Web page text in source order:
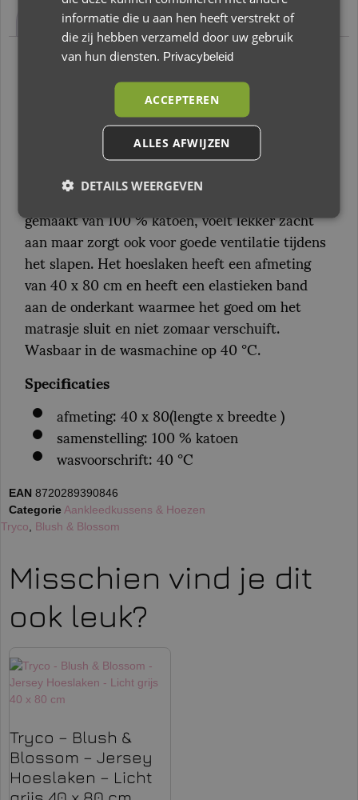
Beoordelingen (0)
Beschrijving
Tryco Blush & Blossom Jersey Hoeslaken
Antraciet 40 x 80 cm
Je kleine zal heerlijk slapen op dit zachte Jersey
Hoeslaken van Blush & Blossom. Dit hoeslaken is
gemaakt van 100 % katoen, voelt lekker zacht
aan maar zorgt ook voor goede ventilatie tijdens
het slapen. Het hoeslaken heeft een afmeting
van 40 x 80 cm en heeft een elastieken band
aan de onderkant waarmee het goed om het
matrasje sluit en niet zomaar verschuift.
Wasbaar in de wasmachine op 40 °C.
Specificaties
afmeting: 40 x 80(lengte x breedte )
samenstelling: 100 % katoen
wasvoorschrift: 40 °C
EAN 8720289390846
Categorie Aankleedkussens & Hoezen
Tryco Blush & Blossom
Misschien vind je dit
ook leuk?
Tryco – Blush &
Blossom – Jersey
Hoeslaken – Licht
informatie die u aan hen heeft verstrekt of
die zij hebben verzameld door uw gebruik
van hun diensten. Privacybeleid
ACCEPTEREN
ALLES AFWIJZEN
DETAILS WEERGEVEN